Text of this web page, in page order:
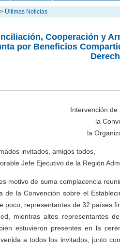
> Últimas Noticias
Cooperación y
por Beneficios
Intervención de
la
la
invitados, amigos todos,
Jefe Ejecutivo de la Región
motivo de suma complacencia
de la Convención sobre el
poco, representantes de 32 países
mientras altos representantes
estuvieron presentes en la
a todos los invitados, junto